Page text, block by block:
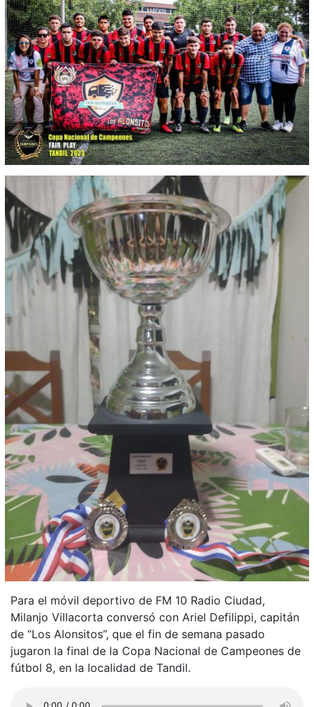
Para el móvil deportivo de FM 10 Radio Ciudad,
Milanjo Villacorta conversó con Ariel Defilippi, capitán
de “Los Alonsitos”, que el fin de semana pasado
jugaron la final de la Copa Nacional de Campeones de
fútbol 8, en la localidad de Tandil.